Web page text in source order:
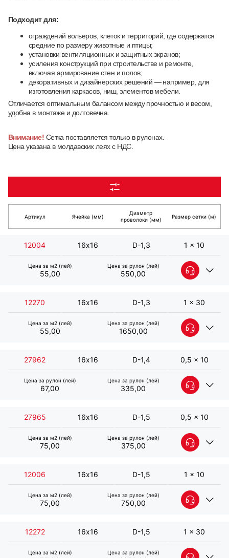
Подходит для:
ограждений вольеров, клеток и территорий, где содержатся
средние по размеру животные и птицы;
установки вентиляционных и защитных экранов;
усиления конструкций при строительстве и ремонте,
включая армирование стен и полов;
декоративных и дизайнерских решений — например, для
изготовления каркасов, ниш, элементов мебели.
Отличается оптимальным балансом между прочностью и весом,
удобна в монтаже и долговечна.
Внимание! Сетка поставляется только в рулонах.
Цена указана в молдавских леях с НДС.
Артикул Ячейка (мм)
Диаметр
проволоки (мм)
Размер сетки (м)
12004 16х16 D-1,3 1 x 10
Цена за м2 (лей)
55,00
Цена за рулон (лей)
550,00
Сетка сварная оцинкованная 16х16 D-1,3
Общие характеристики:
Размер сетки (м) - 1 x 10
Внимание!
12270 16х16 D-1,3 1 x 30
Цена за м2 (лей)
55,00
Цена за рулон (лей)
1650,00
Сетка сварная оцинкованная 16х16 D-1,3
27962 16х16 D-1,4 0,5 x 10
Цена за рулон (лей)
67,00
Цена за рулон (лей)
335,00
27965 16х16 D-1,5 0,5 x 10
Цена за м2 (лей)
75,00
Цена за рулон (лей)
375,00
12006 16х16 D-1,5 1 x 10
Цена за м2 (лей)
75,00
Цена за рулон (лей)
750,00
12272 16х16 D-1,5 1 x 30
Цена за м2 (лей) Цена за рулон (лей)